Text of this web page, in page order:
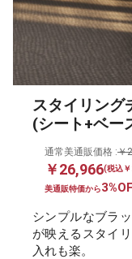
スタイリング
(シート+ベー
通常美通販価格 :￥
￥26,966(税込
美通販特価から
シンプルなブラ
が映えるスタイ
入れも楽。